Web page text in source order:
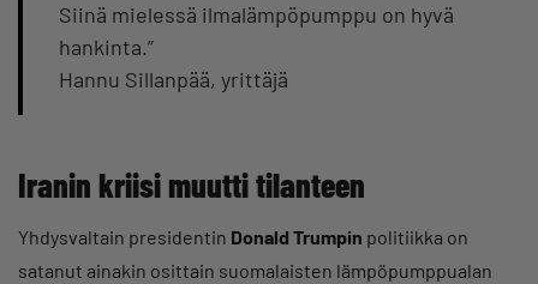
Siinä mielessä ilmalämpöpumppu on hyvä
hankinta.”
Hannu Sillanpää, yrittäjä
Iranin kriisi muutti tilanteen
Yhdysvaltain presidentin Donald Trumpin politiikka on
satanut ainakin osittain suomalaisten lämpöpumppualan